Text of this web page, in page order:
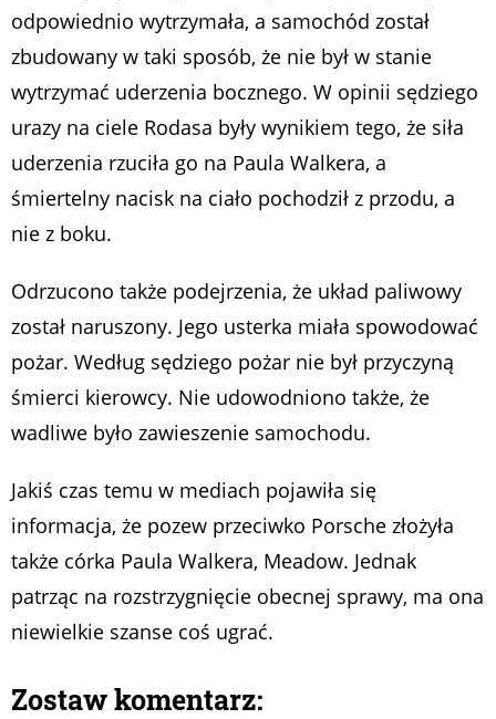
odpowiednio wytrzymała, a samochód został
zbudowany w taki sposób, że nie był w stanie
wytrzymać uderzenia bocznego. W opinii sędziego
urazy na ciele Rodasa były wynikiem tego, że siła
uderzenia rzuciła go na Paula Walkera, a
śmiertelny nacisk na ciało pochodził z przodu, a
nie z boku.
Odrzucono także podejrzenia, że układ paliwowy
został naruszony. Jego usterka miała spowodować
pożar. Według sędziego pożar nie był przyczyną
śmierci kierowcy. Nie udowodniono także, że
wadliwe było zawieszenie samochodu.
Jakiś czas temu w mediach pojawiła się
informacja, że pozew przeciwko Porsche złożyła
także córka Paula Walkera, Meadow. Jednak
patrząc na rozstrzygnięcie obecnej sprawy, ma ona
niewielkie szanse coś ugrać.
Zostaw komentarz: